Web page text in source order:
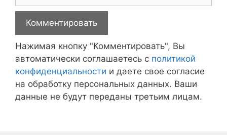
Нажимая кнопку "Комментировать", Вы
автоматически соглашаетесь с политикой
конфиденциальности и даете свое согласие
на обработку персональных данных. Ваши
данные не будут переданы третьим лицам.